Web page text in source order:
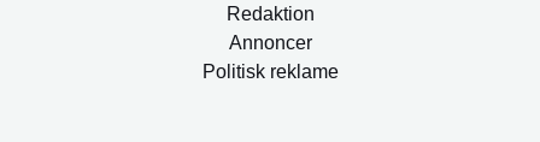
Redaktion
Annoncer
Politisk reklame